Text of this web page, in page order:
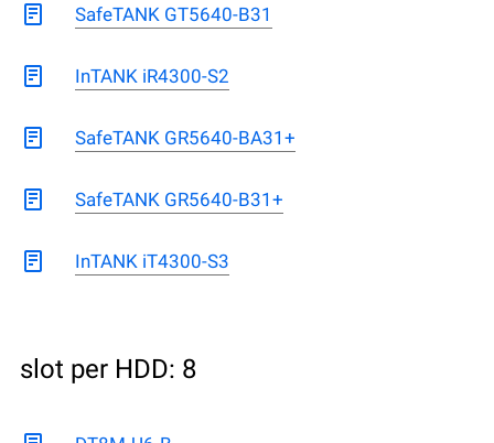
SafeTANK GT5640-B31
InTANK iR4300-S2
SafeTANK GR5640-BA31+
SafeTANK GR5640-B31+
InTANK iT4300-S3
slot per HDD: 8